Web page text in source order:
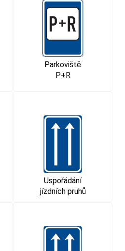
Parkoviště
P+R
Uspořádání
jízdních pruhů